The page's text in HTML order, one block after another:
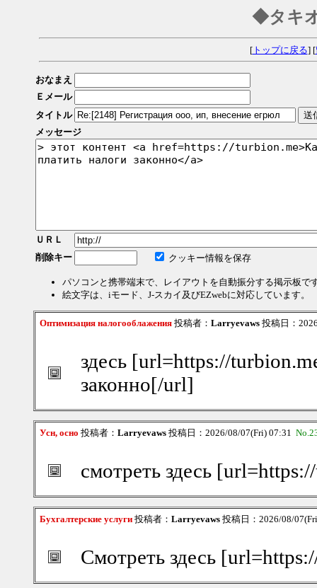
◆タキ
[トップに戻る] [
おなまえ
Ｅメール
タイトル
メッセージ
ＵＲＬ
削除キー
クッキー情報を保存
パソコンと携帯端末で、レイアウトを自動振分する掲示板で
絵文字は、iモード、J-スカイ及びEZwebに対応しています。
Оптимизация налогооблажения 投稿者： Larryevaws 投稿日：
здесь [url=https://
законно[/url]
Усн, осно 投稿者： Larryevaws 投稿日：2026/08/07(Fri) 07:31
смотреть здесь
Бухгалтерские услуги 投稿者： Larryevaws 投稿日：2026/08/
Смотреть здесь